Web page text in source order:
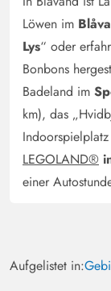
Löwen im
Lys“ oder
Bonbons
Badeland im
km), das
LEGOLAND®
einer
Aufgelistet in: